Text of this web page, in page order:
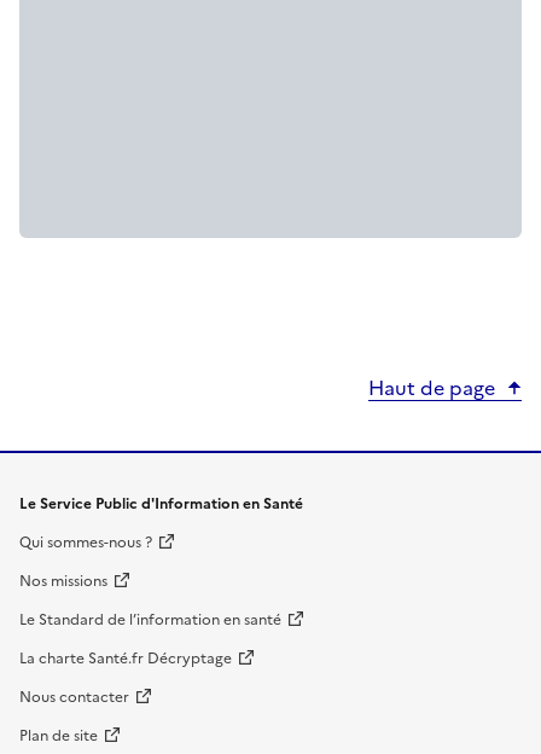
Haut de page
Le Service Public d'Information en Santé
Qui sommes-nous ?
Nos missions
Le Standard de l’information en santé
La charte Santé.fr Décryptage
Nous contacter
Plan de site